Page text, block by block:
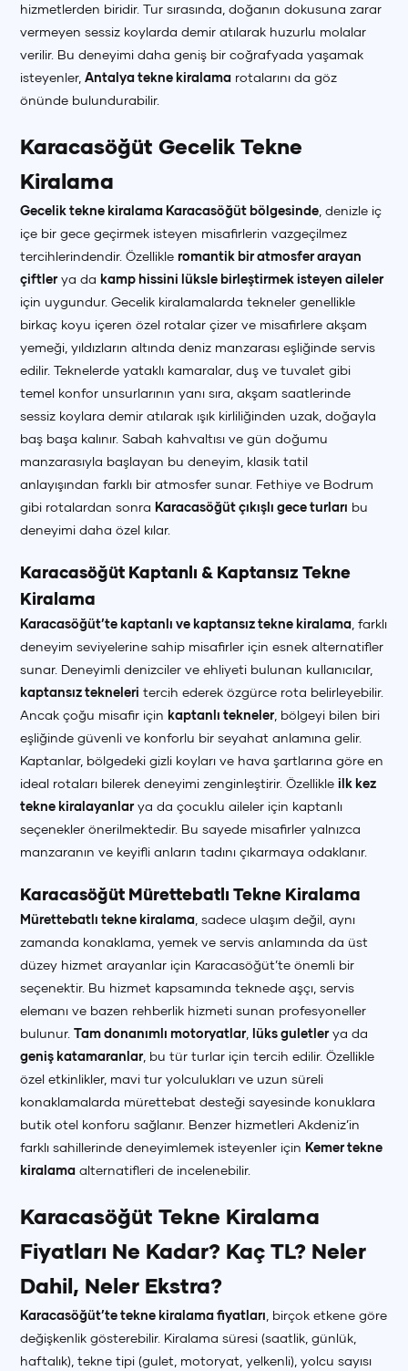
hizmetlerden biridir. Tur sırasında, doğanın dokusuna zarar
vermeyen sessiz koylarda demir atılarak huzurlu molalar
verilir. Bu deneyimi daha geniş bir coğrafyada yaşamak
isteyenler,Antalya tekne kiralama rotalarını da göz
önünde bulundurabilir.
Karacasöğüt Gecelik Tekne
Kiralama
Gecelik tekne kiralama Karacasöğüt bölgesinde , denizle iç
içe bir gece geçirmek isteyen misafirlerin vazgeçilmez
tercihlerindendir. Özellikle romantik bir atmosfer arayan
çiftler ya da kamp hissini lüksle birleştirmek isteyen aileler
için uygundur. Gecelik kiralamalarda tekneler genellikle
birkaç koyu içeren özel rotalar çizer ve misafirlere akşam
yemeği, yıldızların altında deniz manzarası eşliğinde servis
edilir. Teknelerde yataklı kamaralar, duş ve tuvalet gibi
temel konfor unsurlarının yanı sıra, akşam saatlerinde
sessiz koylara demir atılarak ışık kirliliğinden uzak, doğayla
baş başa kalınır. Sabah kahvaltısı ve gün doğumu
manzarasıyla başlayan bu deneyim, klasik tatil
anlayışından farklı bir atmosfer sunar. Fethiye ve Bodrum
gibi rotalardan sonra Karacasöğüt çıkışlı gece turları bu
deneyimi daha özel kılar.
Karacasöğüt Kaptanlı & Kaptansız Tekne
Kiralama
Karacasöğüt’te kaptanlı ve kaptansız tekne kiralama , farklı
deneyim seviyelerine sahip misafirler için esnek alternatifler
sunar. Deneyimli denizciler ve ehliyeti bulunan kullanıcılar,
kaptansız tekneleri tercih ederek özgürce rota belirleyebilir.
Ancak çoğu misafir için kaptanlı tekneler , bölgeyi bilen biri
eşliğinde güvenli ve konforlu bir seyahat anlamına gelir.
Kaptanlar, bölgedeki gizli koyları ve hava şartlarına göre en
ideal rotaları bilerek deneyimi zenginleştirir. Özellikleilk kez
tekne kiralayanlar ya da çocuklu aileler için kaptanlı
seçenekler önerilmektedir. Bu sayede misafirler yalnızca
manzaranın ve keyifli anların tadını çıkarmaya odaklanır.
Karacasöğüt Mürettebatlı Tekne Kiralama
Mürettebatlı tekne kiralama , sadece ulaşım değil, aynı
zamanda konaklama, yemek ve servis anlamında da üst
düzey hizmet arayanlar için Karacasöğüt’te önemli bir
seçenektir. Bu hizmet kapsamında teknede aşçı, servis
elemanı ve bazen rehberlik hizmeti sunan profesyoneller
bulunur.Tam donanımlı motoryatlar lüks guletler ya da
geniş katamaranlar , bu tür turlar için tercih edilir. Özellikle
özel etkinlikler, mavi tur yolculukları ve uzun süreli
konaklamalarda mürettebat desteği sayesinde konuklara
butik otel konforu sağlanır. Benzer hizmetleri Akdeniz’in
farklı sahillerinde deneyimlemek isteyenler için Kemer tekne
kiralama alternatifleri de incelenebilir.
Karacasöğüt Tekne Kiralama
Fiyatları Ne Kadar? Kaç TL? Neler
Dahil, Neler Ekstra?
Karacasöğüt’te tekne kiralama fiyatları , birçok etkene göre
değişkenlik gösterebilir. Kiralama süresi (saatlik, günlük,
haftalık), tekne tipi (gulet, motoryat, yelkenli), yolcu sayısı